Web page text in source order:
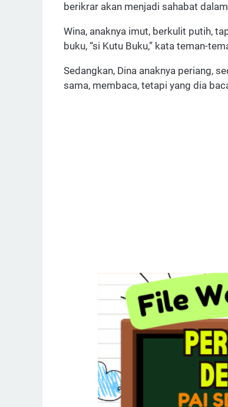
berikrar akan menjadi sahabat
Wina, anaknya imut, berkulit putih,
buku, “si Kutu Buku,” kata teman-
Sedangkan, Dina anaknya periang,
sama, membaca, tetapi yang dia